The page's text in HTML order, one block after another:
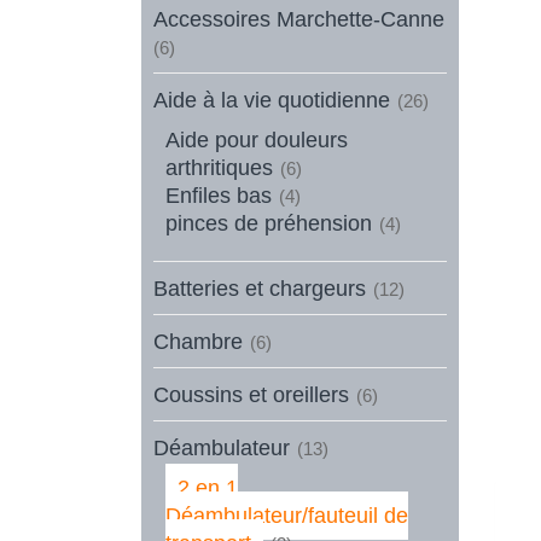
Accessoires Marchette-Canne
(6)
Aide à la vie quotidienne (26)
Aide pour douleurs
arthritiques (6)
Enfiles bas (4)
pinces de préhension (4)
Batteries et chargeurs (12)
Chambre (6)
Coussins et oreillers (6)
Déambulateur (13)
2 en 1
Déambulateur/fauteuil de